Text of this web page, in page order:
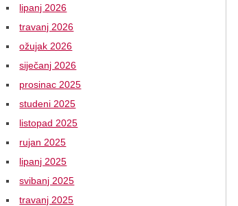
lipanj 2026
travanj 2026
ožujak 2026
siječanj 2026
prosinac 2025
studeni 2025
listopad 2025
rujan 2025
lipanj 2025
svibanj 2025
travanj 2025